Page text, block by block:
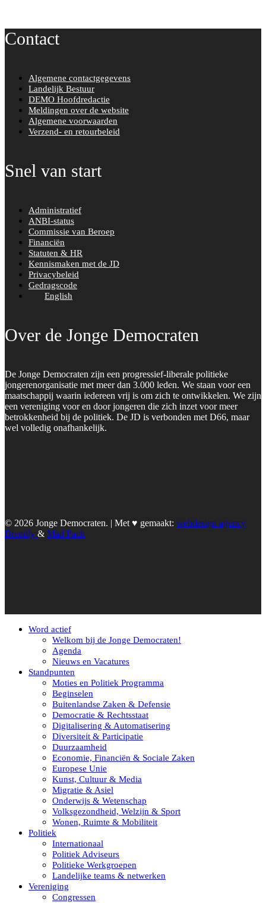
Contact
Algemene contactgegevens
Landelijk Bestuur
DEMO Hoofdredactie
Meldingen over de website
Algemene voorwaarden
Verzend- en retourbeleid
Snel van start
Administratief
ANBI-status
Commissie van Beroep
Financiën
Statuten & HR
Kennismaken met de JD
Privacybeleid
Gedragscode
English
Over de Jonge Democraten
De Jonge Democraten zijn een progressief-liberale politieke
jongerenorganisatie met meer dan 3.000 leden. We staan voor een
maatschappij waarin iedereen vrij is om zich te ontwikkelen. We zijn
een vereniging voor en door jongeren die zich inzet voor meer
betrokkenheid bij de politiek. De JD is verbonden met D66, maar
wel volledig onafhankelijk.
© 2026 Jonge Democraten. | Met ♥︎ gemaakt: webdesign agency
Brendly & Mad Pack
Word actief
Welkom bij de Jonge Democraten!
Agenda
Nieuws en Vacatures
Standpunten
Moties en Politiek Programma
Beginselen
Buitenlandse Zaken & Defensie
Democratie & Rechtsstaat
Digitalisering & Automatisering
Diversiteit & Participatie
Duurzaamheid
Economie, Financiën & Sociale Zaken
Europese Unie
Kunst, Cultuur & Media
Migratie & Asiel
Onderwijs & Wetenschap
Volksgezondheid, Welzijn & Sport
Wonen, Ruimte & Mobiliteit
Politiek
Internationaal
Politiek Adviseurs
Politieke Werkgroepen
Landelijke teams & netwerken
Vereniging
Congressen